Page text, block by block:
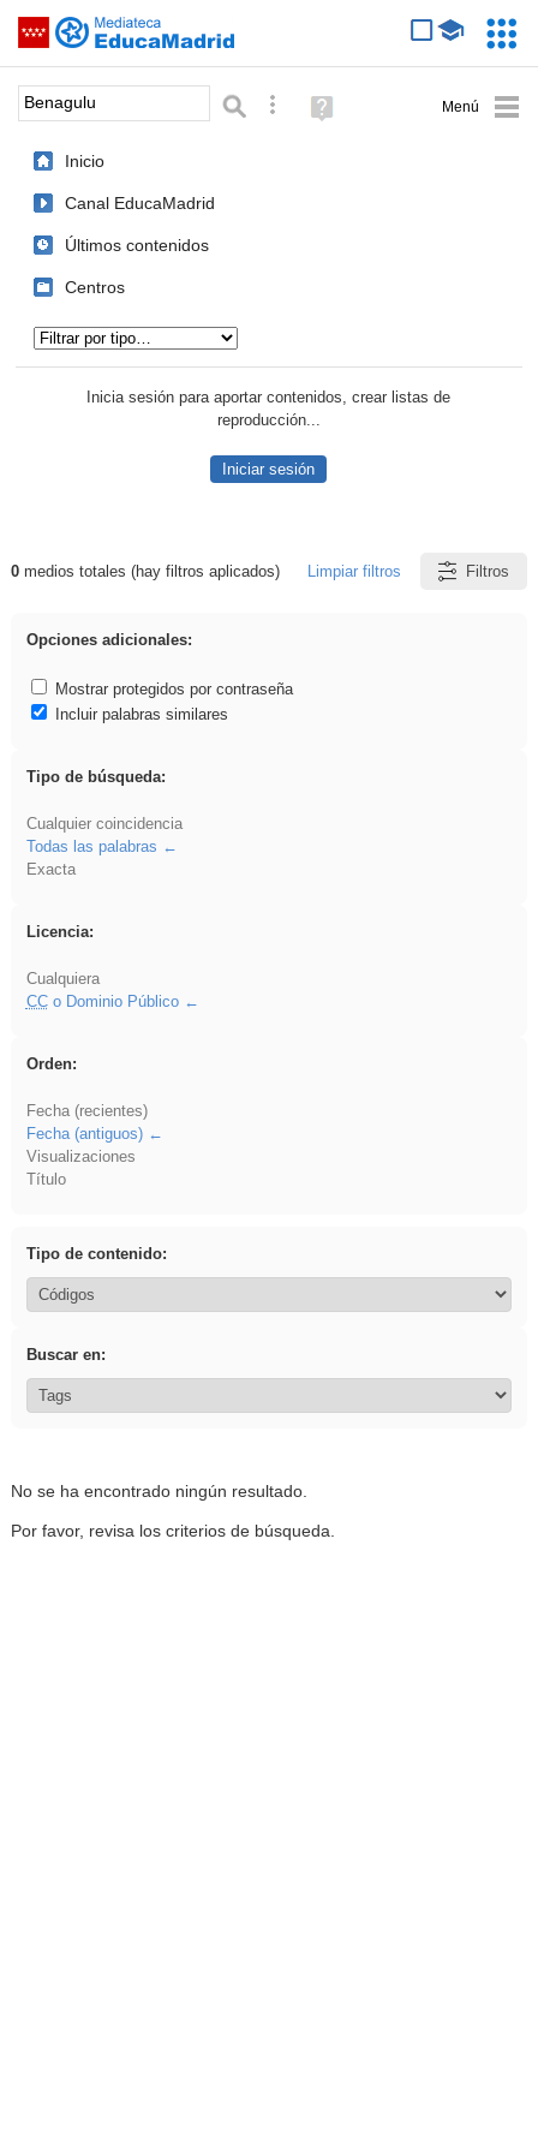
Saltar navegación
Palabra o frase: Búsqueda avanzada
Ayuda
(en
Inicio
Canal EducaMadrid
Últimos contenidos
Centros
Inicia sesión para aportar contenidos, crear listas de
reproducción...
Iniciar sesión
Resultados de: Benagulu
0medios totales (hay filtros aplicados) Limpiar filtros Filtros
Opciones adicionales:
Mostrar protegidos por contraseña
Incluir palabras similares
Tipo de búsqueda:
Cualquier coincidencia
Todas las palabras
Exacta
Licencia:
Cualquiera
CCo Dominio Público
Orden:
Fecha (recientes)
Fecha (antiguos)
Visualizaciones
Título
Tipo de contenido:
Buscar en:
No se ha encontrado ningún resultado.
Por favor, revisa los criterios de búsqueda.